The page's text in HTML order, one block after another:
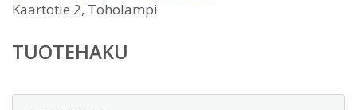
Kaartotie 2, Toholampi
TUOTEHAKU